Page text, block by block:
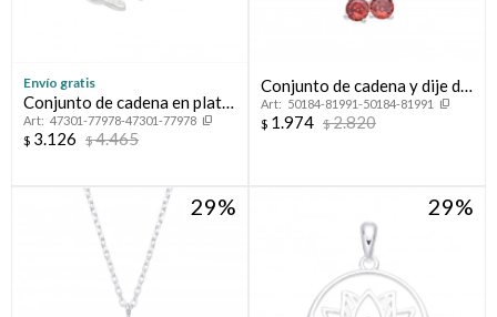
Envío gratis
Conjunto de cadena en plata
925 y dijes, NAMASTE.
47301-77978-47301-77978
$ 3.126 $4.465
Conjunto de cadena y dije de
plata 925 con circonias,
CHERRYS.
50184-81991-50184-81991
$ 1.974 $2.820
29 29